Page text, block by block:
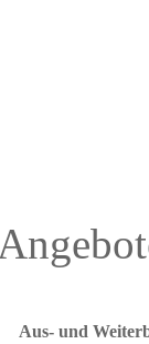
Aus- und